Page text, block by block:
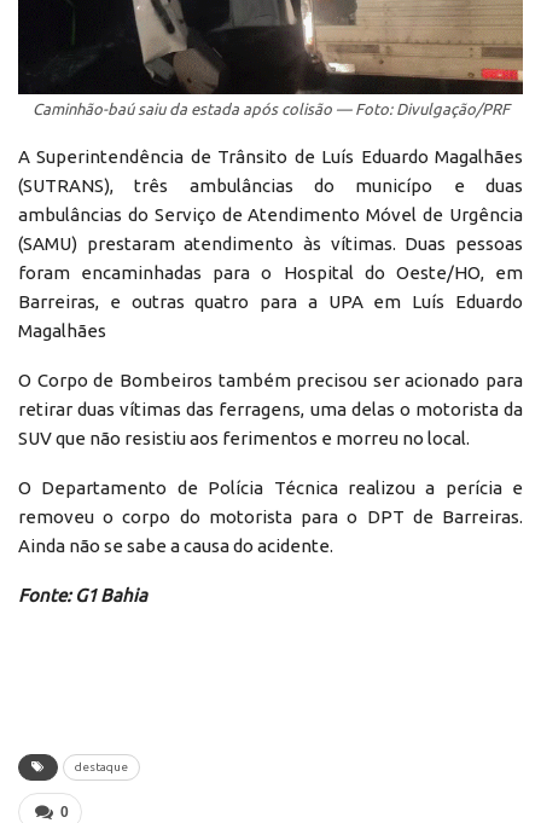
Caminhão-baú saiu da estada após colisão — Foto: Divulgação/PRF
A Superintendência de Trânsito de Luís Eduardo Magalhães
(SUTRANS), três ambulâncias do municípo e duas
ambulâncias do Serviço de Atendimento Móvel de Urgência
(SAMU) prestaram atendimento às vítimas. Duas pessoas
foram encaminhadas para o Hospital do Oeste/HO, em
Barreiras, e outras quatro para a UPA em Luís Eduardo
Magalhães
O Corpo de Bombeiros também precisou ser acionado para
retirar duas vítimas das ferragens, uma delas o motorista da
SUV que não resistiu aos ferimentos e morreu no local.
O Departamento de Polícia Técnica realizou a perícia e
removeu o corpo do motorista para o DPT de Barreiras.
Ainda não se sabe a causa do acidente.
Fonte: G1 Bahia
destaque
0